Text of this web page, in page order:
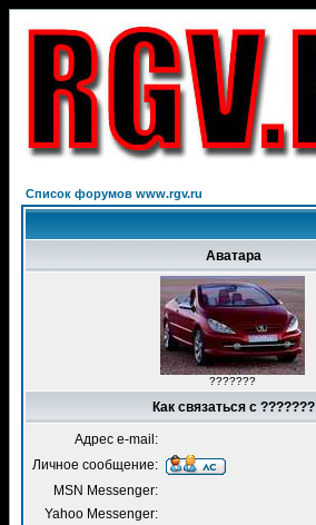
Список форумов www.rgv.ru
Аватара
???????
Как связаться с ???????
Адрес e-mail:
Личное сообщение:
MSN Messenger:
Yahoo Messenger: